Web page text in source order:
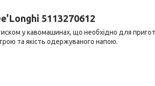
5113270612
у кавомашинах, що необхідно для
та якість одержуваного напою.